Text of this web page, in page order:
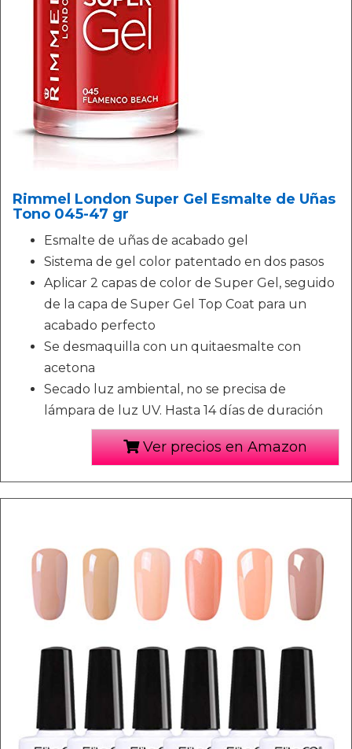
Rimmel London Super Gel Esmalte de Uñas
Tono 045-47 gr
Esmalte de uñas de acabado gel
Sistema de gel color patentado en dos pasos
Aplicar 2 capas de color de Super Gel, seguido
de la capa de Super Gel Top Coat para un
acabado perfecto
Se desmaquilla con un quitaesmalte con
acetona
Secado luz ambiental, no se precisa de
lámpara de luz UV. Hasta 14 días de duración
Ver precios en Amazon